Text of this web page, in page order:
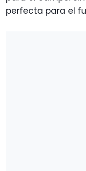
perfecta para el